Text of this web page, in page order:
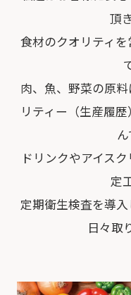
頂
食材のクオリティ
肉、魚、野菜の原
リティー（生産履
ドリンクやアイス
定
定期衛生検査を導
日々取